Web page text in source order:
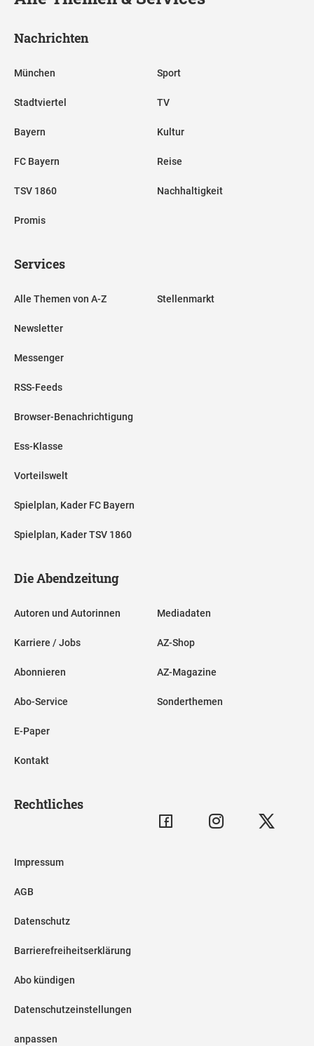
Nachrichten
München
Stadtviertel
Bayern
FC Bayern
TSV 1860
Promis
Sport
TV
Kultur
Reise
Nachhaltigkeit
Services
Alle Themen von A-Z
Newsletter
Messenger
RSS-Feeds
Browser-Benachrichtigung
Ess-Klasse
Vorteilswelt
Spielplan, Kader FC Bayern
Spielplan, Kader TSV 1860
Stellenmarkt
Die Abendzeitung
Autoren und Autorinnen
Karriere / Jobs
Abonnieren
Abo-Service
E-Paper
Kontakt
Mediadaten
AZ-Shop
AZ-Magazine
Sonderthemen
Rechtliches
Impressum
AGB
Datenschutz
Barrierefreiheitserklärung
Abo kündigen
Datenschutzeinstellungen
anpassen